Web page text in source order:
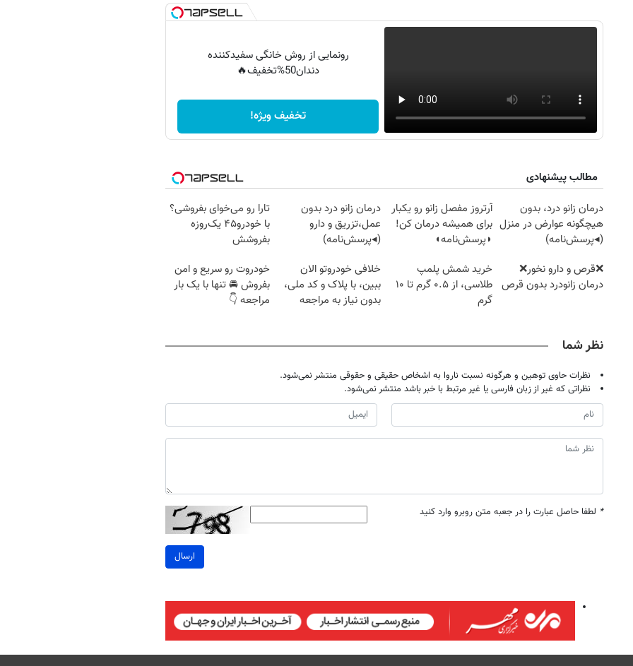
رونمایی از روش خانگی سفیدکننده
دندان50%تخفیف🔥
تخفیف ویژه!
مطالب پیشنهادی
درمان زانو درد، بدون
هیچگونه عوارض در منزل
(◂پرسش‌نامه)
آرتروز مفصل زانو رو یکبار
برای همیشه درمان کن!
◗پرسش‌نامه◖
درمان زانو درد بدون
عمل،تزریق و دارو
(◂پرسش‌نامه)
تارا رو می‌خوای بفروشی؟
با خودرو۴۵ یک‌روزه
بفروشش
❌قرص‌ و دارو نخور❌
درمان زانودرد بدون قرص
خرید شمش پلمپ
طلاسی، از ۰.۵ گرم تا ۱۰
گرم
خلافی خودروتو الان
ببین، با پلاک و کد ملی،
بدون نیاز به مراجعه
خودروت رو سریع و امن
بفروش 🚘 تنها با یک بار
مراجعه 👇
نظر شما
نظرات حاوی توهین و هرگونه نسبت ناروا به اشخاص حقیقی و حقوقی منتشر نمی‌شود.
نظراتی که غیر از زبان فارسی یا غیر مرتبط با خبر باشد منتشر نمی‌شود.
* لطفا حاصل عبارت را در جعبه متن روبرو وارد کنید
ارسال